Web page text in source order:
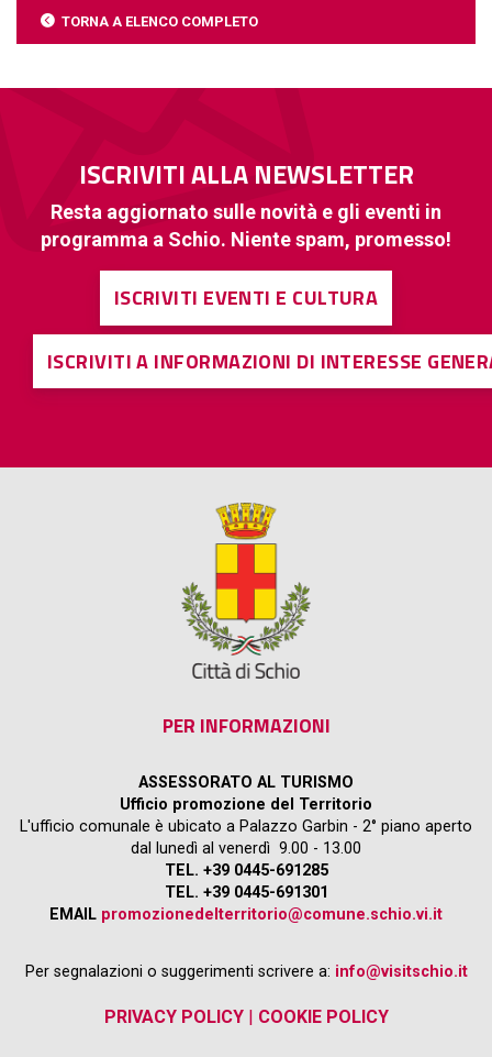
TORNA A ELENCO COMPLETO
ISCRIVITI ALLA NEWSLETTER
Resta aggiornato sulle novità e gli eventi in
programma a Schio. Niente spam, promesso!
ISCRIVITI EVENTI E CULTURA
ISCRIVITI A INFORMAZIONI DI INTERESSE
PER INFORMAZIONI
ASSESSORATO AL TURISMO
Ufficio promozione del Territorio
L'ufficio comunale è ubicato a Palazzo Garbin - 2° piano aperto
dal lunedì al venerdì 9.00 - 13.00
TEL. +39 0445-691285
TEL. +39 0445-691301
EMAIL promozionedelterritorio@comune.schio.vi.it
Per segnalazioni o suggerimenti scrivere a: info@visitschio.it
PRIVACY POLICY| COOKIE POLICY